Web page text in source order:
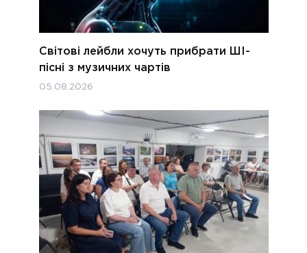
Світові лейбли хочуть прибрати ШІ-
пісні з музичних чартів
05.08.2026